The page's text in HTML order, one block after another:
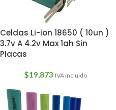
Celdas Li-ion 18650 ( 10un )
3.7v A 4.2v Max 1ah Sin
Placas
$19,873 IVA incluido